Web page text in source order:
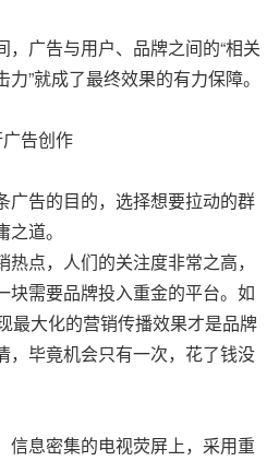
，广告与用户、品牌之间的“相关
”就成了最终效果的有力保障。
告创作
广告的目的，选择想要拉动的群
道。
点，人们的关注度非常之高，
块需要品牌投入重金的平台。如
最大化的营销传播效果才是品牌
，毕竟机会只有一次，花了钱没
信息密集的电视荧屏上，采用重